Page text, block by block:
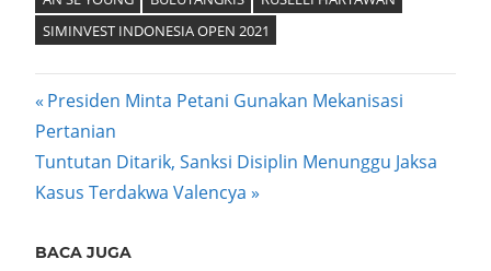
SIMINVEST INDONESIA OPEN 2021
Post
navigation
Previous
Post:
Presiden Minta Petani Gunakan Mekanisasi
Pertanian
Next
Post:
Tuntutan Ditarik, Sanksi Disiplin Menunggu Jaksa
Kasus Terdakwa Valencya
BACA JUGA